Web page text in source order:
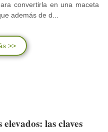
convertirla en una maceta
además de d...
>>
elevados: las claves